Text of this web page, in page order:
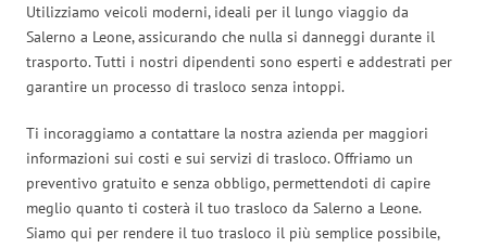
Utilizziamo veicoli moderni, ideali per il lungo viaggio da
Salerno a Leone, assicurando che nulla si danneggi durante il
trasporto. Tutti i nostri dipendenti sono esperti e addestrati per
garantire un processo di trasloco senza intoppi.
Ti incoraggiamo a contattare la nostra azienda per maggiori
informazioni sui costi e sui servizi di trasloco. Offriamo un
preventivo gratuito e senza obbligo, permettendoti di capire
meglio quanto ti costerà il tuo trasloco da Salerno a Leone.
Siamo qui per rendere il tuo trasloco il più semplice possibile,